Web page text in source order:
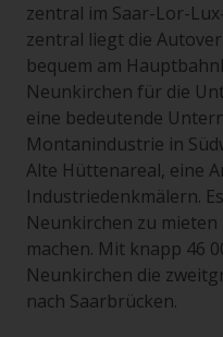
zentral im Saar-Lor-
zentral liegt die
bequem am
Neunkirchen für die
eine bedeutende
Montanindustrie in
Alte Hüttenareal, eine
Industriedenkmälern.
Neunkirchen zu
machen. Mit knapp 46
Neunkirchen die
nach Saarbrücken.